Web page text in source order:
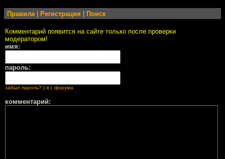
Правила| Регистрация Поиск
Комментарий появится на сайте только после проверки
модератором!
имя:
пароль:
забыл пароль? | я с форума
комментарий: